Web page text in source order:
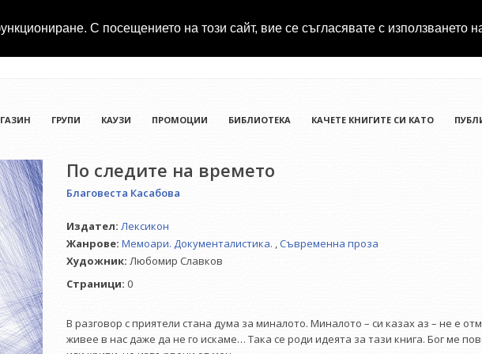
С посещението на този сайт, вие се съгласявате с използването
ГРУПИ КАУЗИ ПРОМОЦИИ БИБЛИОТЕКА КАЧЕТЕ КНИГИТЕ СИ КАТО
По следите на времето
Благовеста Касабова
Издател: Лексикон
Жанрове: Мемоари. Документалистика. ,Съвременна проза
Художник: Любомир Славков
Страници: 0
В разговор с приятели стана дума за миналото. Миналото – си казах аз – не е
живее в нас даже да не го искаме… Така се роди идеята за тази книга. Бог ме